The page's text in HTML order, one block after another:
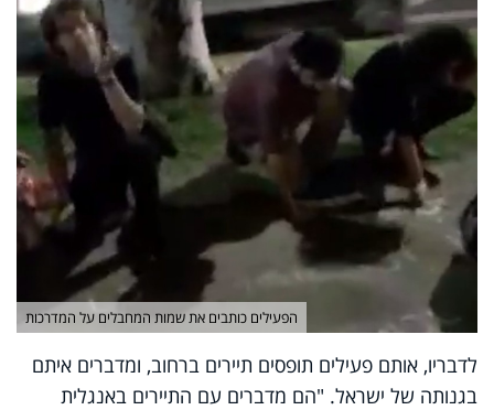
הפעילים כותבים את שמות המחבלים על המדרכות
לדבריו, אותם פעילים תופסים תיירים ברחוב, ומדברים איתם
בגנותה של ישראל. "הם מדברים עם התיירים באנגלית